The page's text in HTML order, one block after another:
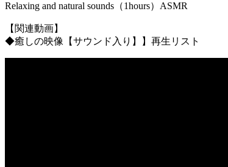
Relaxing and natural sounds（1hours）ASMR
【関連動画】
◆癒しの映像【サウンド入り】】再生リスト